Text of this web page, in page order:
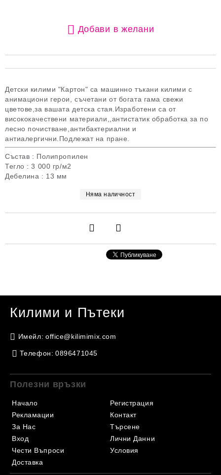
Детски килими "Картон" са машинно тъкани килими с
анимациони герои, съчетани от богата гама свежи
цветове,за вашата детска стая.Изработени са от
висококачествени материали,,антистатик обработка за по
лесно почистване,антибактериални и
антиалергични.Подлежат на пране.
Състав : Полипропилен
Тегло : 3 000 гр/м2
Дебелина : 13 мм
Няма наличност
Добави в желани
Килими и Пътеки
Имейл: office@kilimimix.com
Телефон: 0896471045
Полезни връзки
Начало
Рекламации
За Нас
Вход
Чести Въпроси
Регистрация
Контакт
Търсене
Лични Данни
Условия
Доставка